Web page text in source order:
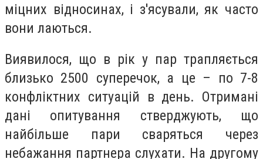
міцних відносинах, і з'ясували, як часто
вони лаються.
Виявилося, що в рік у пар трапляється
близько 2500 суперечок, а це – по 7-8
конфліктних ситуацій в день. Отримані
дані опитування стверджують, що
найбільше пари сваряться через
небажання партнера слухати. На другому